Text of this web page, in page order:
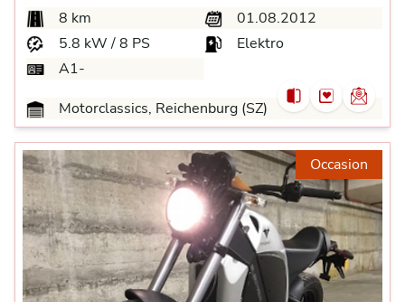
8 km
01.08.2012
5.8 kW / 8 PS
Elektro
A1-
Motorclassics, Reichenburg (SZ)
Occasion